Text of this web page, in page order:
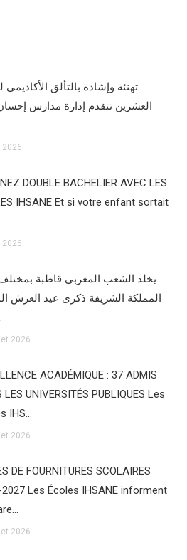
تهنئة وإشادة بالتألق الأكاديمي
العشرين تتقدم إدارة مدارس
2026
DOUBLE BACHELIER AVEC LES
IHSANE Et si votre enfant sortait
2026
يخلد الشعب المغربي قاطبة
المملكة الشريفة ذكرى عيد العرش
2026
ACADÉMIQUE : 37 ADMIS
LES UNIVERSITÉS PUBLIQUES Les
IHS…
2026
DE FOURNITURES SCOLAIRES
Les Écoles IHSANE informent
2026